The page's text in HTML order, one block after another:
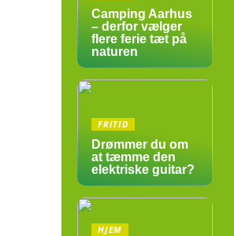
Camping Aarhus
– derfor vælger
flere ferie tæt på
naturen
FRITID
Drømmer du om
at tæmme den
elektriske guitar?
HJEM